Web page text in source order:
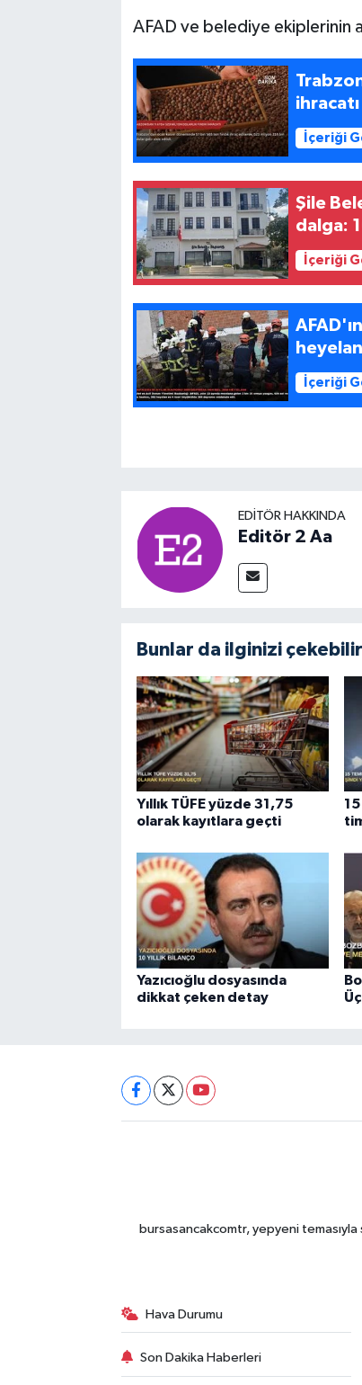
AFAD ve belediye ekiplerinin
ihracatı
İçeriği
Şile
dalga:
İçeriği
heyelan
İçeriği
EDITÖR HAKKINDA
Editör 2 Aa
Bunlar da ilginizi çekebilir
Yıllık TÜFE yüzde 31,75
olarak kayıtlara geçti
Yazıcıoğlu dosyasında
dikkat çeken detay
bursasancakcomtr, yepyeni
Hava Durumu
Son Dakika Haberleri